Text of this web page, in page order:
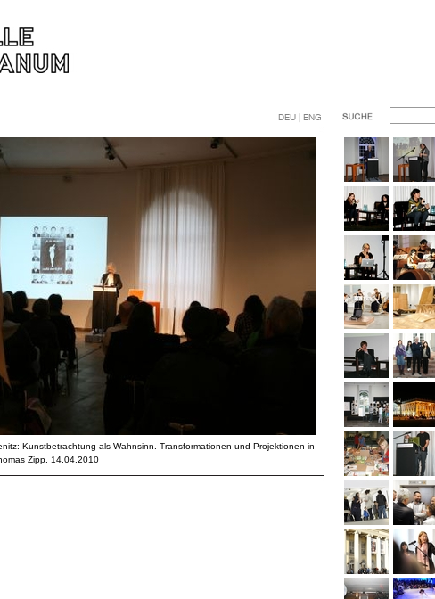
DEU | ENG
Kunstbetrachtung als Wahnsinn. Transformationen und Projektionen in
Zipp. 14.04.2010